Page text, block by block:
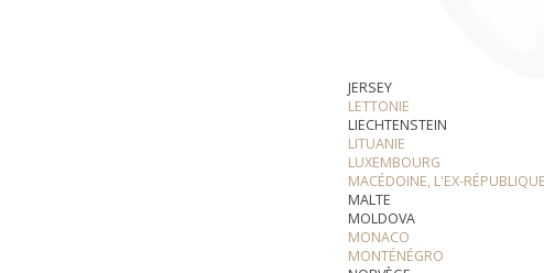
JERSEY
LETTONIE
LIECHTENSTEIN
LITUANIE
LUXEMBOURG
MACÉDOINE, L'EX-
MALTE
MOLDOVA
MONACO
MONTÉNÉGRO